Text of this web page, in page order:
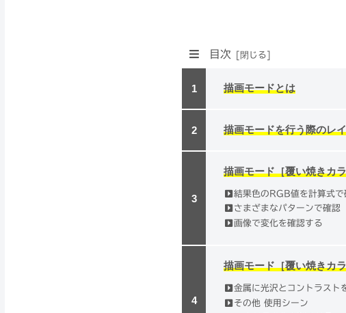
目次
描画モードとは
描画モードを行う際のレ
描画モード［覆い焼きカ
結果色のRGB値を計算式で
さまざまなパターンで確認
画像で変化を確認する
描画モード［覆い焼きカ
金属に光沢とコントラスト
その他 使用シーン